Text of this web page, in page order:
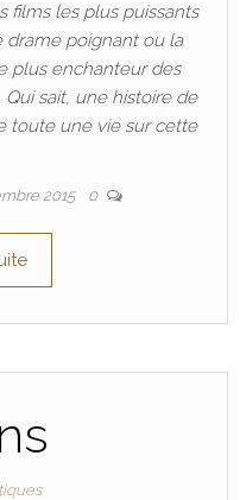
films les plus puissants
drame poignant ou la
plus enchanteur des
sait, une histoire de
toute une vie sur cette
2015 0